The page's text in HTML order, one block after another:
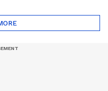
ആഘോഷത്തിന്
പിന്നിലെന്ത്?